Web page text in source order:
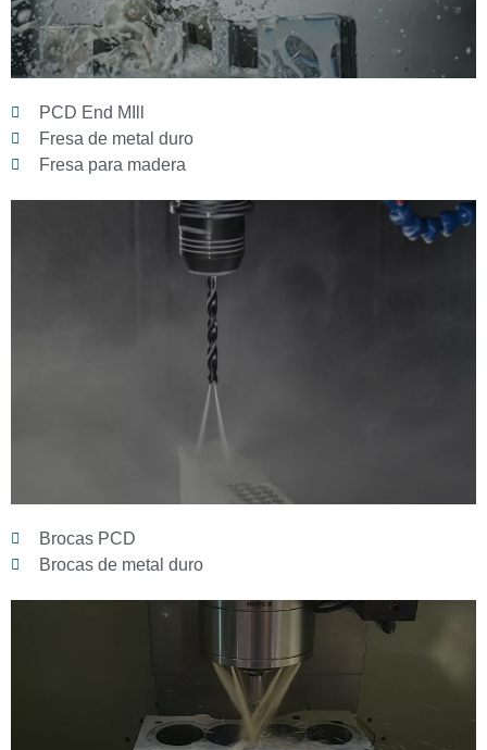
PCD End MIll
Fresa de metal duro
Fresa para madera
Brocas PCD
Brocas de metal duro